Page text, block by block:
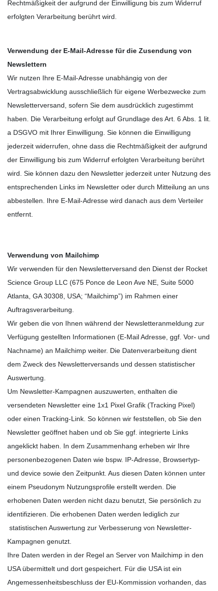
Rechtmäßigkeit der aufgrund der Einwilligung bis zum Widerruf
erfolgten Verarbeitung berührt wird.
Verwendung der E-Mail-Adresse für die Zusendung von
Newslettern
Wir nutzen Ihre E-Mail-Adresse unabhängig von der
Vertragsabwicklung ausschließlich für eigene Werbezwecke zum
Newsletterversand, sofern Sie dem ausdrücklich zugestimmt
haben. Die Verarbeitung erfolgt auf Grundlage des Art. 6 Abs. 1 lit.
a DSGVO mit Ihrer Einwilligung. Sie können die Einwilligung
jederzeit widerrufen, ohne dass die Rechtmäßigkeit der aufgrund
der Einwilligung bis zum Widerruf erfolgten Verarbeitung berührt
wird. Sie können dazu den Newsletter jederzeit unter Nutzung des
entsprechenden Links im Newsletter oder durch Mitteilung an uns
abbestellen. Ihre E-Mail-Adresse wird danach aus dem Verteiler
entfernt.
Verwendung von Mailchimp
Wir verwenden für den Newsletterversand den Dienst der Rocket
Science Group LLC (675 Ponce de Leon Ave NE, Suite 5000
Atlanta, GA 30308, USA; “Mailchimp”) im Rahmen einer
Auftragsverarbeitung.
Wir geben die von Ihnen während der Newsletteranmeldung zur
Verfügung gestellten Informationen (E-Mail Adresse, ggf. Vor- und
Nachname) an Mailchimp weiter. Die Datenverarbeitung dient
dem Zweck des Newsletterversands und dessen statistischer
Auswertung.
Um Newsletter-Kampagnen auszuwerten, enthalten die
versendeten Newsletter eine 1x1 Pixel Grafik (Tracking Pixel)
oder einen Tracking-Link. So können wir feststellen, ob Sie den
Newsletter geöffnet haben und ob Sie ggf. integrierte Links
angeklickt haben. In dem Zusammenhang erheben wir Ihre
personenbezogenen Daten wie bspw. IP-Adresse, Browsertyp-
und device sowie den Zeitpunkt. Aus diesen Daten können unter
einem Pseudonym Nutzungsprofile erstellt werden. Die
erhobenen Daten werden nicht dazu benutzt, Sie persönlich zu
identifizieren. Die erhobenen Daten werden lediglich zur
statistischen Auswertung zur Verbesserung von Newsletter-
Kampagnen genutzt.
Ihre Daten werden in der Regel an Server von Mailchimp in den
USA übermittelt und dort gespeichert. Für die USA ist ein
Angemessenheitsbeschluss der EU-Kommission vorhanden, das